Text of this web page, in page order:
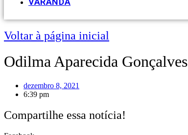
Voltar à página inicial
Odilma Aparecida Gonçalves
dezembro 8, 2021
6:39 pm
Compartilhe essa notícia!